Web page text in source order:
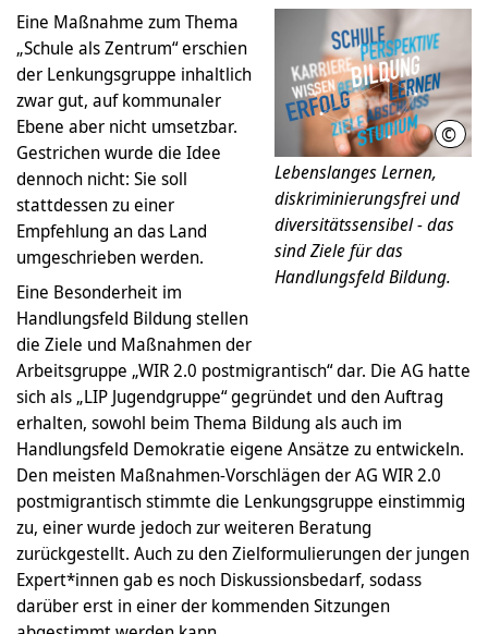
©
Lebenslanges Lernen,
diskriminierungsfrei und
diversitätssensibel - das
sind Ziele für das
Handlungsfeld Bildung.
Eine Maßnahme zum Thema
„Schule als Zentrum“ erschien
der Lenkungsgruppe inhaltlich
zwar gut, auf kommunaler
Ebene aber nicht umsetzbar.
Gestrichen wurde die Idee
dennoch nicht: Sie soll
stattdessen zu einer
Empfehlung an das Land
umgeschrieben werden.
Eine Besonderheit im
Handlungsfeld Bildung stellen
die Ziele und Maßnahmen der
Arbeitsgruppe „WIR 2.0 postmigrantisch“ dar. Die AG hatte
sich als „LIP Jugendgruppe“ gegründet und den Auftrag
erhalten, sowohl beim Thema Bildung als auch im
Handlungsfeld Demokratie eigene Ansätze zu entwickeln.
Den meisten Maßnahmen-Vorschlägen der AG WIR 2.0
postmigrantisch stimmte die Lenkungsgruppe einstimmig
zu, einer wurde jedoch zur weiteren Beratung
zurückgestellt. Auch zu den Zielformulierungen der jungen
Expert*innen gab es noch Diskussionsbedarf, sodass
darüber erst in einer der kommenden Sitzungen